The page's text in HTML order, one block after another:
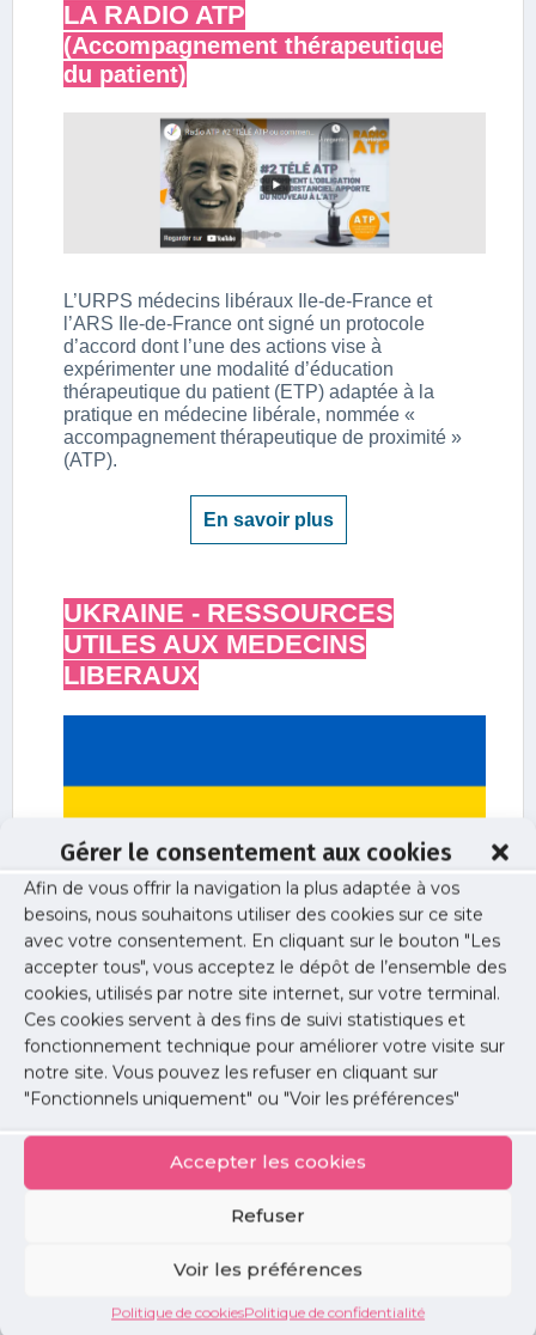
Gérer le consentement aux cookies
Afin de vous offrir la navigation la plus adaptée à vos
besoins, nous souhaitons utiliser des cookies sur ce site
avec votre consentement. En cliquant sur le bouton "Les
accepter tous", vous acceptez le dépôt de l’ensemble des
cookies, utilisés par notre site internet, sur votre terminal.
Ces cookies servent à des fins de suivi statistiques et
fonctionnement technique pour améliorer votre visite sur
notre site. Vous pouvez les refuser en cliquant sur
"Fonctionnels uniquement" ou "Voir les préférences"
Accepter les cookies
Refuser
Voir les préférences
Politique de cookiesPolitique de confidentialité
Publications
Études / Enquêtes
Lettre de l'Union
Communiqués
Guides professionnels
Newsletters Santé Publique
Newsletter santé publique #35
Newsletter santé publique #34
Newsletter santé publique #33